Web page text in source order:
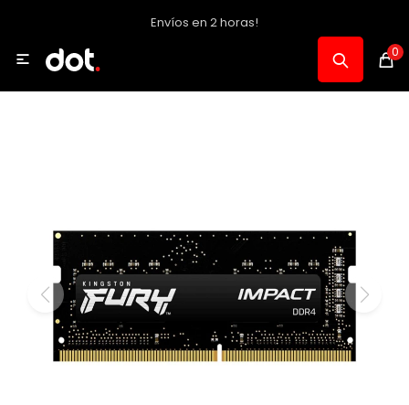
Envíos en 2 horas!
0

Informática
Audio, Foto y Video